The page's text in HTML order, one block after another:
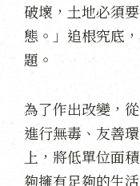
破壞，土地必須
態。」追根究底
題。
為了作出改變，
進行無毒、友善
上，將低單位面
夠擁有足夠的生